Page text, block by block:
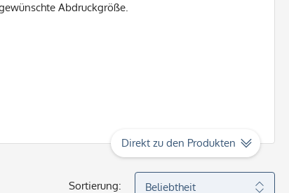
Abdruckgröße.
Direkt zu den Produkten
Sortierung: